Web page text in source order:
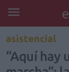
asistencial
“Aquí hay